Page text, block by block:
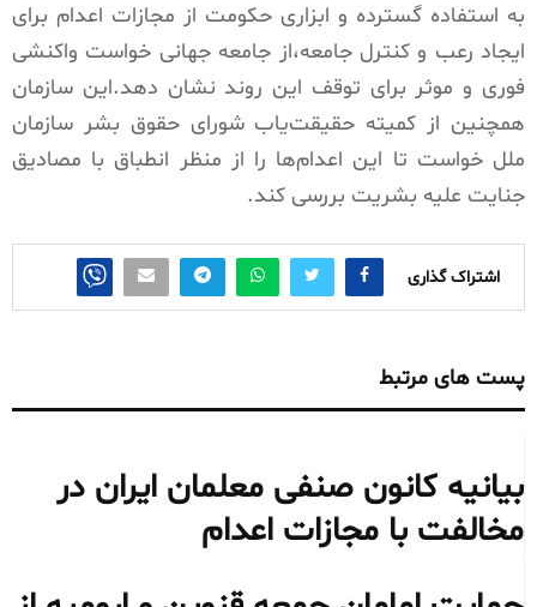
به استفاده گسترده و ابزاری حکومت از مجازات اعدام برای
ایجاد رعب و کنترل جامعه،از جامعه جهانی خواست واکنشی
فوری و موثر برای توقف این روند نشان دهد.این سازمان
همچنین از کمیته حقیقت‌یاب شورای حقوق بشر سازمان
ملل خواست تا این اعدام‌ها را از منظر انطباق با مصادیق
جنایت علیه بشریت بررسی کند.
اشتراک گذاری
پست های مرتبط
بیانیه کانون صنفی معلمان ایران در
مخالفت با مجازات اعدام